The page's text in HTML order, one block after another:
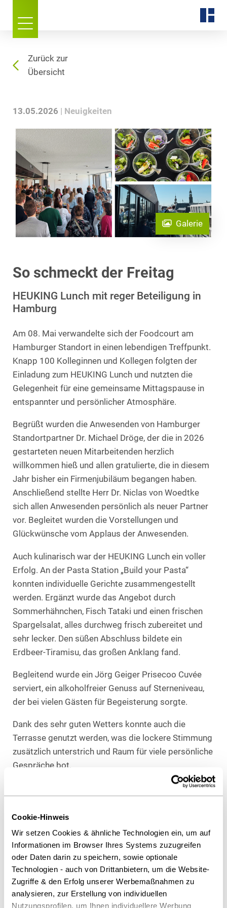
Cookie-Hinweis
Wir setzen Cookies & ähnliche Technologien ein, um auf
Informationen im Browser Ihres Systems zuzugreifen
oder Daten darin zu speichern, sowie optionale
Technologien - auch von Drittanbietern, um die Website-
Zugriffe & den Erfolg unserer Werbemaßnahmen zu
analysieren, zur Erstellung von individuellen
Nutzungsprofilen, um Ihnen individuellere Werbung
Zurück zur
Übersicht
13.05.2026 Neuigkeiten
So schmeckt der Freitag
HEUKING Lunch mit reger Beteiligung in
Hamburg
Am 08. Mai verwandelte sich der Foodcourt am
Hamburger Standort in einen lebendigen Treffpunkt.
Knapp 100 Kolleginnen und Kollegen folgten der
Einladung zum HEUKING Lunch und nutzten die
Gelegenheit für eine gemeinsame Mittagspause in
entspannter und persönlicher Atmosphäre.
Begrüßt wurden die Anwesenden von Hamburger
Standortpartner Dr. Michael Dröge, der die in 2026
gestarteten neuen Mitarbeitenden herzlich
willkommen hieß und allen gratulierte, die in diesem
Jahr bisher ein Firmenjubiläum begangen haben.
Anschließend stellte Herr Dr. Niclas von Woedtke
sich allen Anwesenden persönlich als neuer Partner
vor. Begleitet wurden die Vorstellungen und
Glückwünsche vom Applaus der Anwesenden.
Auch kulinarisch war der HEUKING Lunch ein voller
Erfolg. An der Pasta Station „Build your Pasta“
konnten individuelle Gerichte zusammengestellt
werden. Ergänzt wurde das Angebot durch
Sommerhähnchen, Fisch Tataki und einen frischen
Spargelsalat, alles durchweg frisch zubereitet und
sehr lecker. Den süßen Abschluss bildete ein
Erdbeer-Tiramisu, das großen Anklang fand.
Begleitend wurde ein Jörg Geiger Prisecoo Cuvée
serviert, ein alkoholfreier Genuss auf Sterneniveau,
der bei vielen Gästen für Begeisterung sorgte.
Dank des sehr guten Wetters konnte auch die
Terrasse genutzt werden, was die lockere Stimmung
zusätzlich unterstrich und Raum für viele persönliche
Gespräche bot.
Austausch und blicken bereits mit Vorfreude auf das
nächste HEUKING Lunch am Hamburger Standort.
Als PDF herunterladen
Galerie